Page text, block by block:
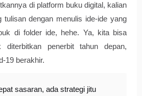
di platform buku digital, kalian
tulisan dengan menulis ide-ide yang
di folder ide, hehe. Ya, kita bisa
diterbitkan penerbit tahun depan,
19 berakhir.
sasaran, ada strategi jitu